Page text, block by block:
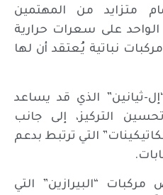
متزايد من المهتمين
على سعرات حرارية
نباتية يُعتقد أن لها
الذي قد يساعد
التركيز، إلى جانب
التي ترتبط بدعم
“البيرازين” التي